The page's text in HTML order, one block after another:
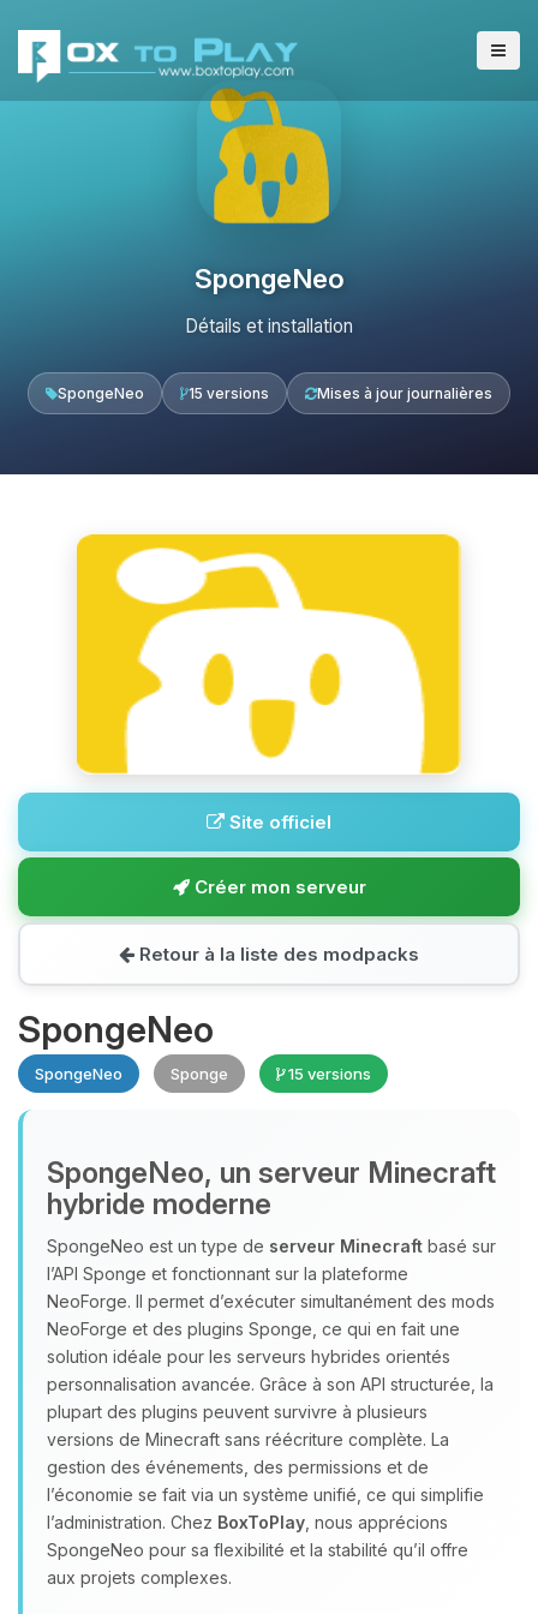
SpongeNeo
Détails et installation
SpongeNeo 15 versions Mises à jour journalières
Site officiel
Créer mon serveur
Retour à la liste des modpacks
SpongeNeo
SpongeNeo Sponge 15 versions
SpongeNeo, un serveur Minecraft
hybride moderne
SpongeNeo est un type de serveur Minecraft basé sur
l’API Sponge et fonctionnant sur la plateforme
NeoForge. Il permet d’exécuter simultanément des mods
NeoForge et des plugins Sponge, ce qui en fait une
solution idéale pour les serveurs hybrides orientés
personnalisation avancée. Grâce à son API structurée, la
plupart des plugins peuvent survivre à plusieurs
versions de Minecraft sans réécriture complète. La
gestion des événements, des permissions et de
l’économie se fait via un système unifié, ce qui simplifie
l’administration. Chez BoxToPlay , nous apprécions
SpongeNeo pour sa flexibilité et la stabilité qu’il offre
aux projets complexes.
Youpi, enfin quelqu’un pour me
parler ! Moi c’est Choupy, ton petit
assistant BoxToPlay. Dis-moi ce dont
tu as besoin et je vais remuer mes
petits circuits pour t’aider.
07/08/2026 à 09:34